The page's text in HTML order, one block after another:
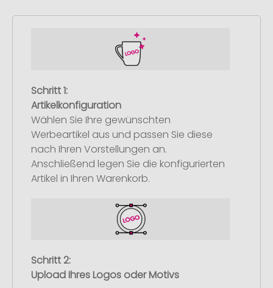
Schritt 1:
Artikelkonfiguration
Wählen Sie Ihre gewünschten
Werbeartikel aus und passen Sie diese
nach Ihren Vorstellungen an.
Anschließend legen Sie die konfigurierten
Artikel in Ihren Warenkorb.
Schritt 2:
Upload Ihres Logos oder Motivs